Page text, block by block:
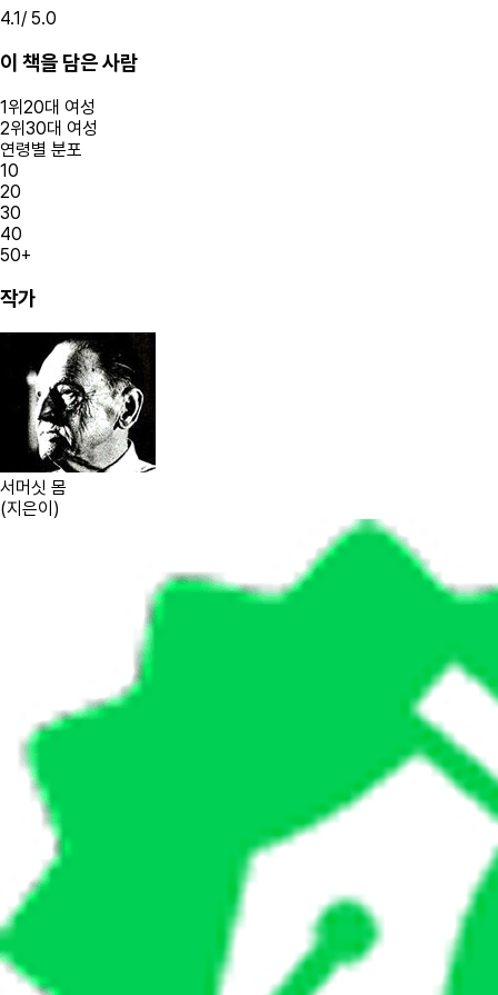
4.1/ 5.0
이 책을 담은 사람
1위20대 여성
2위30대 여성
연령별 분포
10
20
30
40
50+
작가
서머싯 몸
(지은이 )